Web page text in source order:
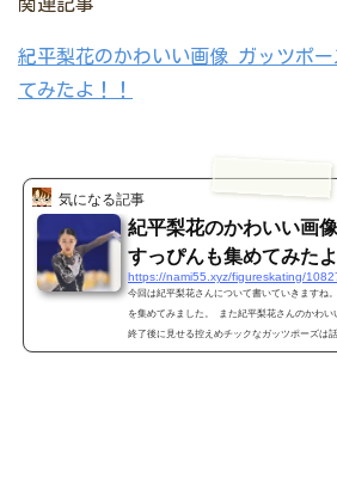
紀平梨花のかわいい画像 ガッツポ
てみたよ！！
気になる記事
紀平梨花のかわいい画
すっぴんも集めてみたよ
https://nami55.xyz/figureskating/
今回は紀平梨花さんについて書いていきますね
を集めてみました。 また紀平梨花さんのかわ
終了後に見せる控えめチックなガッツポーズは
紹介いたします。 あとは紀平梨花さんのすっ